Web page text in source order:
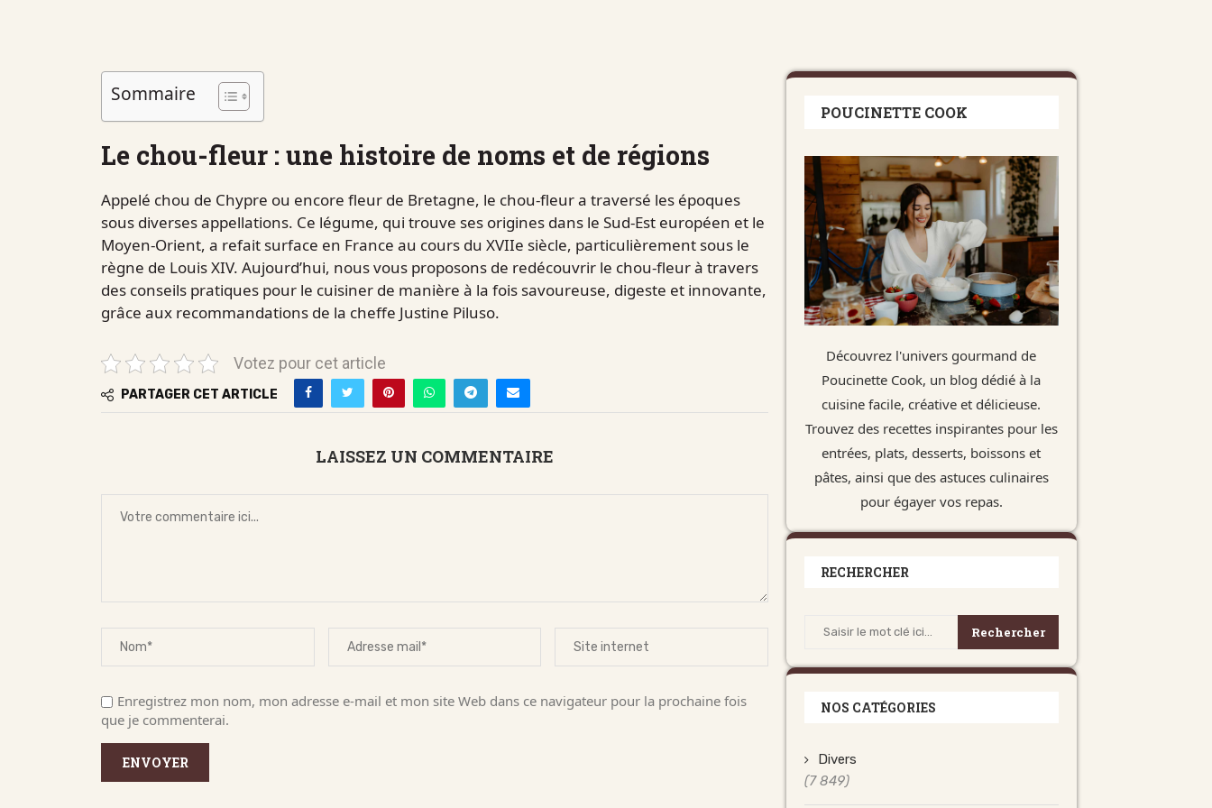
Sommaire
Le chou-fleur : une histoire de noms et de régions
Appelé chou de Chypre ou encore fleur de Bretagne, le chou-fleur a traversé les époques
sous diverses appellations. Ce légume, qui trouve ses origines dans le Sud-Est européen et le
Moyen-Orient, a refait surface en France au cours du XVIIe siècle, particulièrement sous le
règne de Louis XIV. Aujourd’hui, nous vous proposons de redécouvrir le chou-fleur à travers
des conseils pratiques pour le cuisiner de manière à la fois savoureuse, digeste et innovante,
grâce aux recommandations de la cheffe Justine Piluso.
Votez pour cet article
PARTAGER CET ARTICLE
LAISSEZ UN COMMENTAIRE
Enregistrez mon nom, mon adresse e-mail et mon site Web dans ce navigateur pour la prochaine fois
que je commenterai.
POUCINETTE COOK
Découvrez l'univers gourmand de
Poucinette Cook, un blog dédié à la
cuisine facile, créative et délicieuse.
Trouvez des recettes inspirantes pour les
entrées, plats, desserts, boissons et
pâtes, ainsi que des astuces culinaires
pour égayer vos repas.
RECHERCHER
Rechercher
NOS CATÉGORIES
Divers
(7 849)